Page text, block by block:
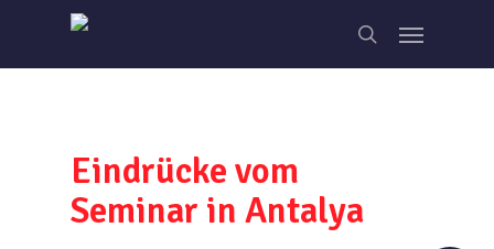
main
search
Menu
Eindrücke vom
Seminar in Antalya